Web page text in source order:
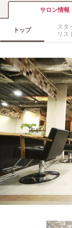
サロン情報
トップ
スタ
リス